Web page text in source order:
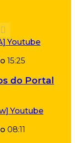
15:25
do Portal
08:11